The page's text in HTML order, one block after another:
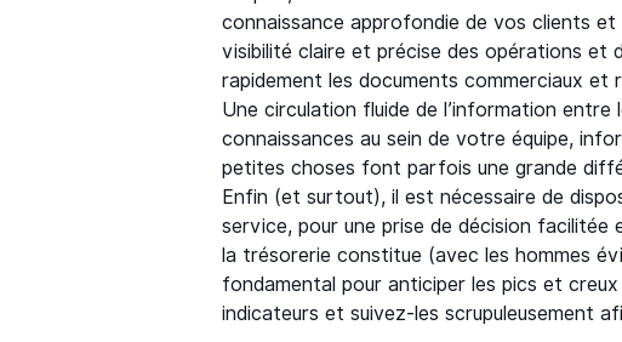
connaissance approfondie de vos clients
visibilité claire et précise des opérations et
rapidement les documents commerciaux et
Une circulation fluide de l’information
connaissances au sein de votre équipe,
petites choses font parfois une grande
Enfin (et surtout), il est nécessaire de
service, pour une prise de décision
la trésorerie constitue (avec les hommes
fondamental pour anticiper les pics et
indicateurs et suivez-les scrupuleusement